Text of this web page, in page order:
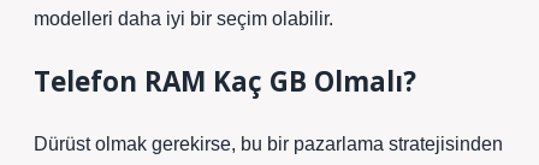
modelleri daha iyi bir seçim olabilir.
Telefon RAM Kaç GB Olmalı?
Dürüst olmak gerekirse, bu bir pazarlama stratejisinden